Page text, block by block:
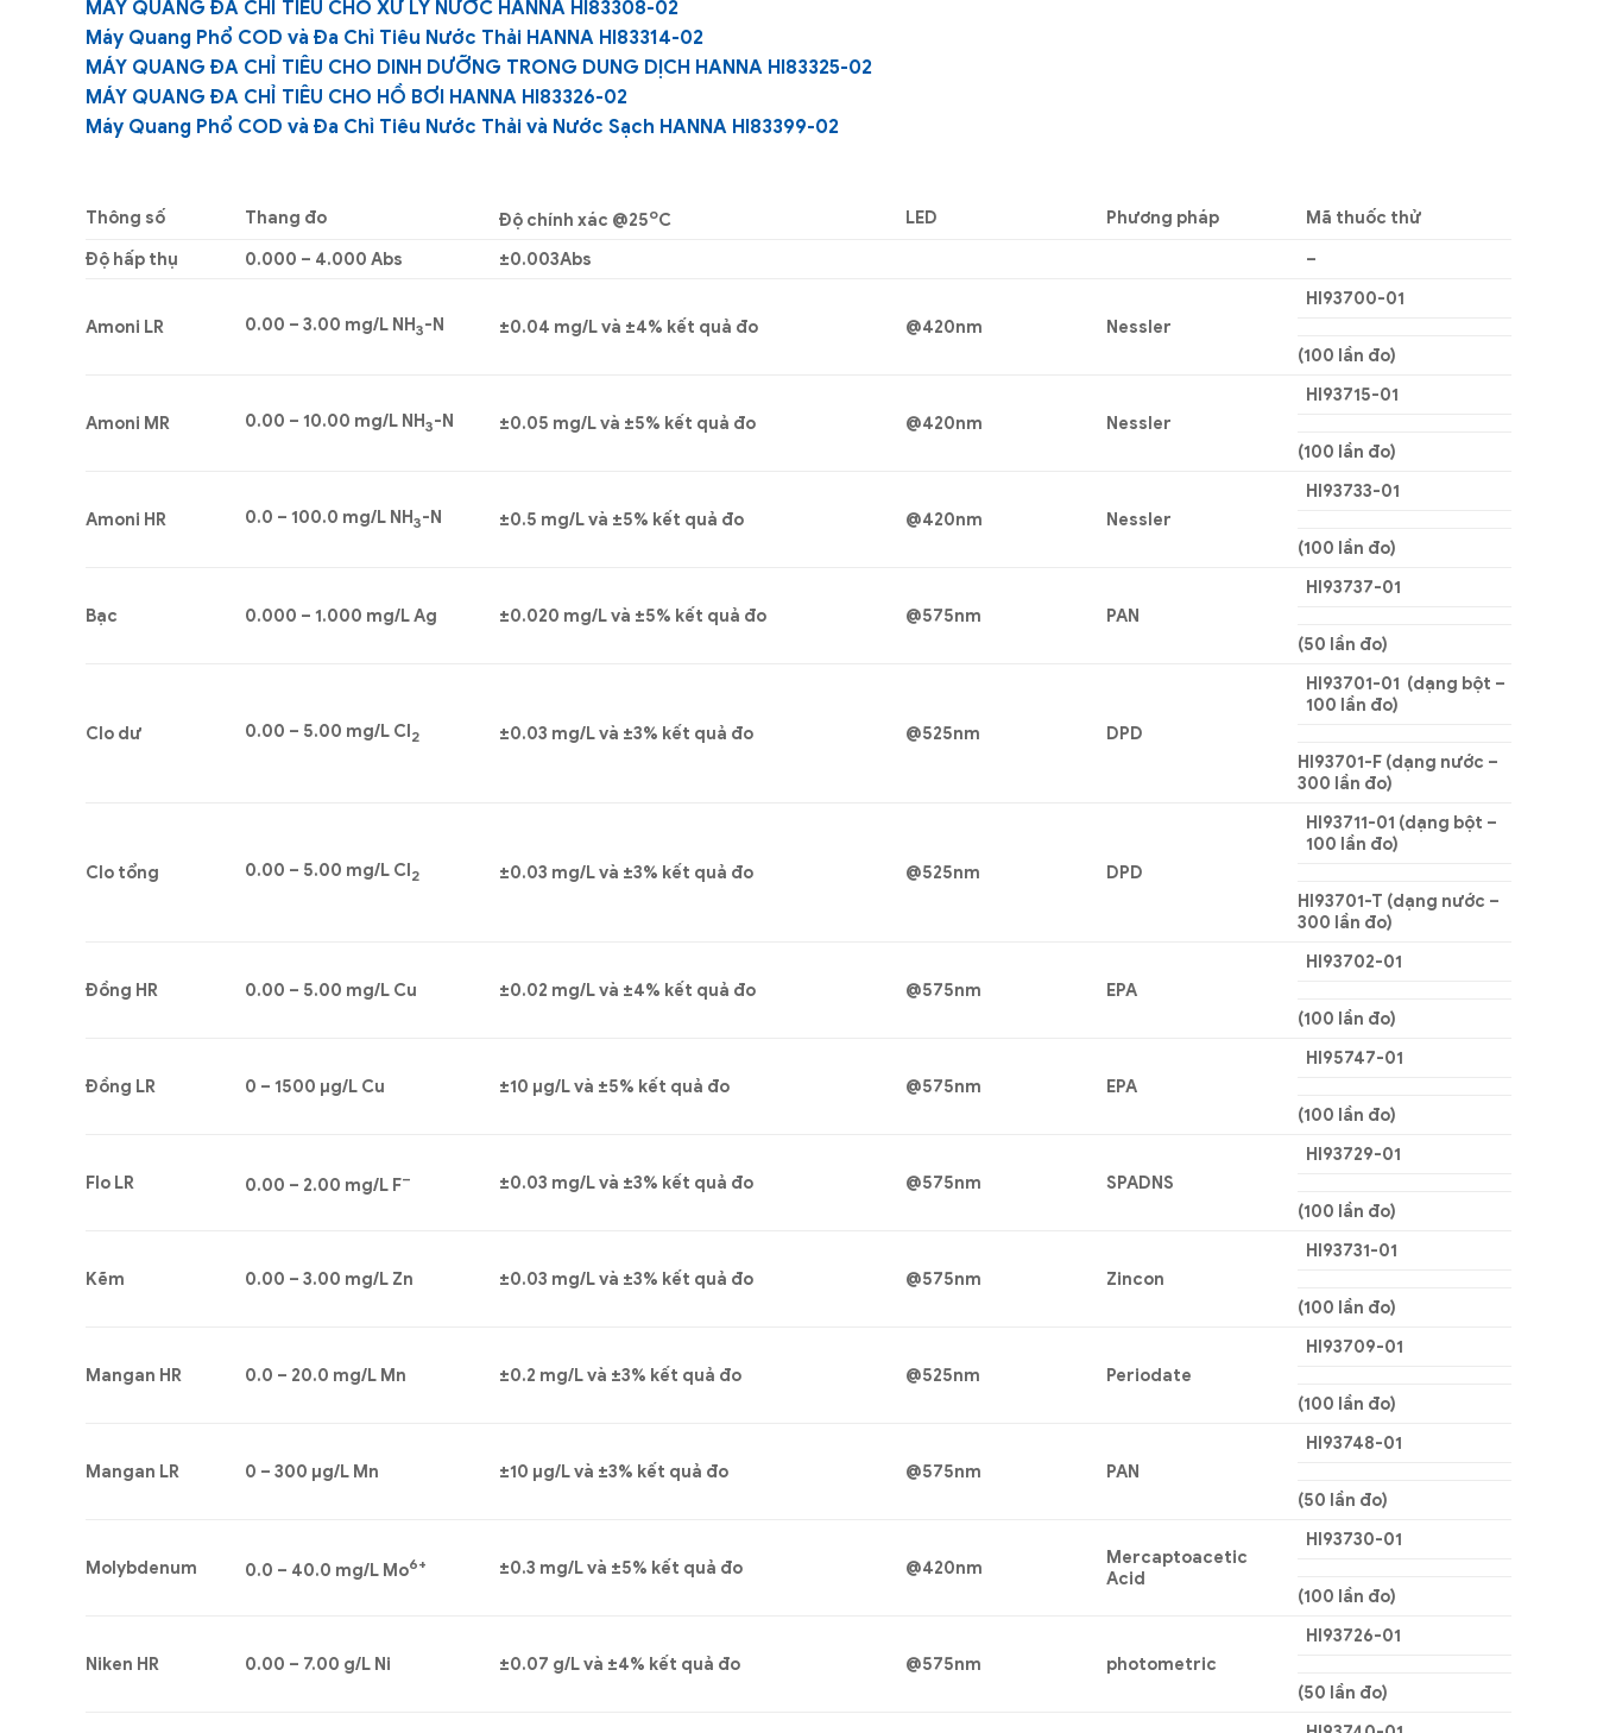
MÁY QUANG ĐA CHỈ TIÊU CHO XỬ LÝ NƯỚC HANNA HI83308-02
Máy Quang Phổ COD và Đa Chỉ Tiêu Nước Thải HANNA HI83314-02
MÁY QUANG ĐA CHỈ TIÊU CHO DINH DƯỠNG TRONG DUNG DỊCH HANNA HI83325-02
MÁY QUANG ĐA CHỈ TIÊU CHO HỒ BƠI HANNA HI83326-02
Máy Quang Phổ COD và Đa Chỉ Tiêu Nước Thải và Nước Sạch HANNA HI83399-02
Thông số Thang đo Độ chính xác @25oC LED Phương pháp
Mã thuốc thử
Độ hấp thụ
0.000 – 4.000 Abs ±0.003Abs –
Amoni LR 0.00 – 3.00 mg/L NH3-N ±0.04 mg/L và ±4% kết quả đo @420nm Nessler
HI93700-01
(100 lần đo)
Amoni MR 0.00 – 10.00 mg/L NH3-N ±0.05 mg/L và ±5% kết quả đo @420nm Nessler
HI93715-01
(100 lần đo)
Amoni HR 0.0 – 100.0 mg/L NH3-N ±0.5 mg/L và ±5% kết quả đo @420nm Nessler
HI93733-01
(100 lần đo)
Bạc 0.000 – 1.000 mg/L Ag ±0.020 mg/L và ±5% kết quả đo @575nm PAN
HI93737-01
(50 lần đo)
Clo dư 0.00 – 5.00 mg/L Cl 2 ±0.03 mg/L và ±3% kết quả đo @525nm DPD
HI93701-01 (dạng bột –
100 lần đo)
HI93701-F (dạng nước –
300 lần đo)
Clo tổng 0.00 – 5.00 mg/L Cl 2 ±0.03 mg/L và ±3% kết quả đo @525nm DPD
HI93711-01 (dạng bột –
100 lần đo)
HI93701-T (dạng nước –
300 lần đo)
Đồng HR 0.00 – 5.00 mg/L Cu ±0.02 mg/L và ±4% kết quả đo @575nm EPA
HI93702-01
(100 lần đo)
Đồng LR 0 – 1500 μg/L Cu ±10 μg/L và ±5% kết quả đo @575nm EPA
HI95747-01
(100 lần đo)
Flo LR 0.00 – 2.00 mg/L F– ±0.03 mg/L và ±3% kết quả đo @575nm SPADNS
HI93729-01
(100 lần đo)
Kẽm 0.00 – 3.00 mg/L Zn ±0.03 mg/L và ±3% kết quả đo @575nm Zincon
HI93731-01
(100 lần đo)
Mangan HR 0.0 – 20.0 mg/L Mn ±0.2 mg/L và ±3% kết quả đo @525nm Periodate
HI93709-01
(100 lần đo)
Mangan LR 0 – 300 μg/L Mn ±10 μg/L và ±3% kết quả đo @575nm PAN
HI93748-01
(50 lần đo)
Molybdenum 0.0 – 40.0 mg/L Mo6+ ±0.3 mg/L và ±5% kết quả đo @420nm
Mercaptoacetic
Acid
HI93730-01
(100 lần đo)
Niken HR 0.00 – 7.00 g/L Ni ±0.07 g/L và ±4% kết quả đo @575nm photometric
HI93726-01
(50 lần đo)